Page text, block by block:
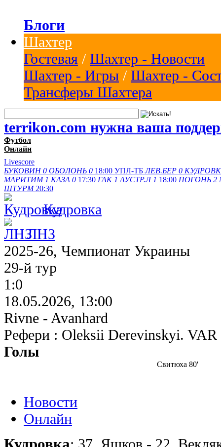
Блоги
Шахтер
Гостевая / Шахтер - Новости
Шахтер - Игры / Шахтер -
Трансферы Шахтера
terrikon.com нужна ваша
Футбол
Онлайн
Livescore
БУКОВИН 0 ОБОЛОНЬ 0 18:00 УПЛ-ТБ ЛЕВ.БЕР 0 КУДРОВК
МАРИТИМ 1 КАЗА 0 17:30 ГАК 1 АУСТР.Л 1 18:00 ПОГОНЬ 2
ШТУРМ 20:30
Кудровка
ЛНЗ
2025-26, Чемпионат Украины
29-й тур
1:0
18.05.2026, 13:00
Rivne - Avanhard
Рефери : Oleksii Derevinskyi. VAR
Голы
Свитюха 80'
Новости
Онлайн
: 37. Яшков - 22.